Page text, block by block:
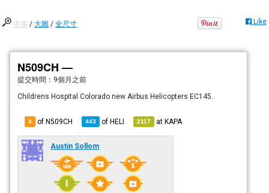
中等 /大圖 /全尺寸 Like
N509CH —
提交時間： 9個月之前
Childrens Hospital Colorado new Airbus Helicopters EC145.
4 of N509CH 443 ofHELI 2117 atKAPA
Austin Sollom